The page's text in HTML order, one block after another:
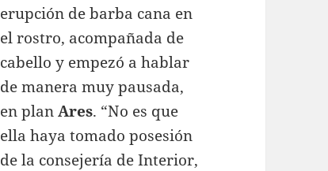
erupción de barba cana en
el rostro, acompañada de
cabello y empezó a hablar
de manera muy pausada,
en planAres. “No es que
ella haya tomado posesión
de la consejería de Interior,